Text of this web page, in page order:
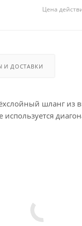
Цена
И ДОСТАВКИ
шланг из
используется